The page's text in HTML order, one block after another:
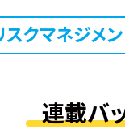
スクマネジメ
連載バ